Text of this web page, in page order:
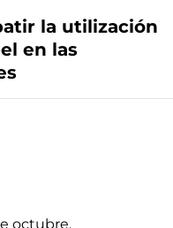
la utilización
en las